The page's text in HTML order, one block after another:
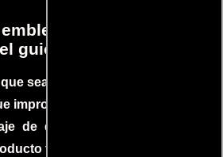
que no
guion
sea un guión siempre hay
improvisaciones que se dan
de determinadas escenas
final.